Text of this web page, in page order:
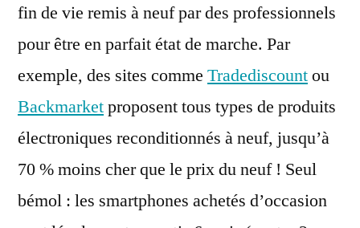
fin de vie remis à neuf par des professionnels
pour être en parfait état de marche. Par
exemple, des sites comme Tradediscountou
Backmarketproposent tous types de produits
électroniques reconditionnés à neuf, jusqu’à
70 % moins cher que le prix du neuf ! Seul
bémol : les smartphones achetés d’occasion